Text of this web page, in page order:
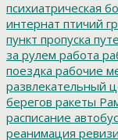
психиатрическая
интернат птичий
пункт пропуска
за рулем работа
поездка рабочие
развлекательный
берегов ракеты
расписание
реанимация